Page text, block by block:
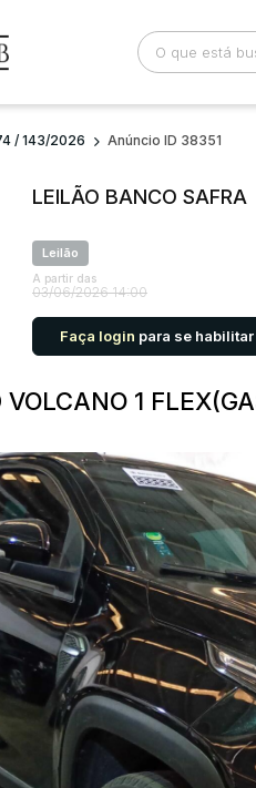
Categoria
/ 143/2026 Anúncio ID 38351
LEILÃO BANCO SAFRA
Leilão
A partir das
03/06/2026 14:00
Faça login para se habilitar
1